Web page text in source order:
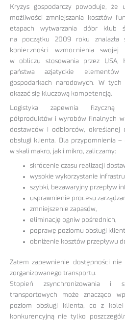
Kryzys gospodarczy powoduje, że
możliwości zmniejszania kosztów
etapach wytwarzania dóbr klub
na początku 2009 roku znalazła
konieczności wzmocnienia swojej
w obliczu stosowania przez USA,
państwa azjatyckie
gospodarkach narodowych. W tych
okazać się kluczową kompetencją.
Logistyka zapewnia fizyczną
półproduktów i wyrobów finalnych
dostawców i odbiorców, określanej
obsługi klienta. Dla przypomnienia
w skali makro, jak i mikro, zaliczamy:
skrócenie czasu realizacji
wysokie wykorzystanie
szybki, bezawaryjny przepływ
usprawnienie procesu
zmniejszenie zapasów,
eliminację ogniw pośrednich,
poprawę poziomu obsługi
obniżenie kosztów przepływu
Zatem zapewnienie dostępności nie
zorganizowanego transportu.
Stopień zsynchronizowania i
transportowych może znacząco
poziom obsługi klienta, co z
konkurencyjną nie tylko